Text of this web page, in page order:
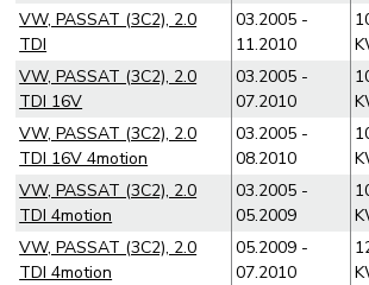
VW, PASSAT (3C2), 2.0
TDI
03.2005 -
11.2010
VW, PASSAT (3C2), 2.0
TDI 16V
03.2005 -
07.2010
VW, PASSAT (3C2), 2.0
TDI 16V 4motion
03.2005 -
08.2010
VW, PASSAT (3C2), 2.0
TDI 4motion
03.2005 -
05.2009
VW, PASSAT (3C2), 2.0
TDI 4motion
05.2009 -
07.2010